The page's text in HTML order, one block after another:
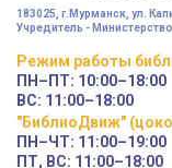
183025, г.Мурманск, ул.
Учредитель -
Режим работы
ПН–ПТ: 10:00–18:00
ВС: 11:00–18:00
"БиблиоДвиж"
ПН–ЧТ: 11:00–19:00
ПТ, ВС: 11:00–18:00